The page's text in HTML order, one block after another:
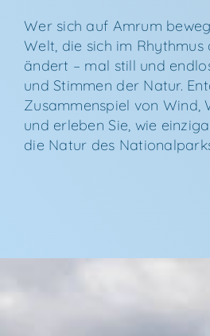
Wer sich auf Amrum
Welt, die sich im
än­dert – mal still und
und Stim­men der Natur.
Zusam­men­spiel von Wind,
und erle­ben Sie, wie
die Natur des